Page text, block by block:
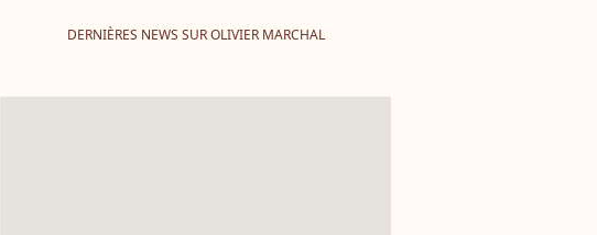
DERNIÈRES NEWS SUR OLIVIER MARCHAL